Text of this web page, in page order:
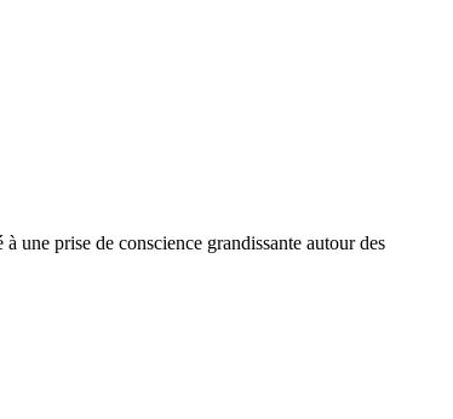
une prise de conscience grandissante autour des